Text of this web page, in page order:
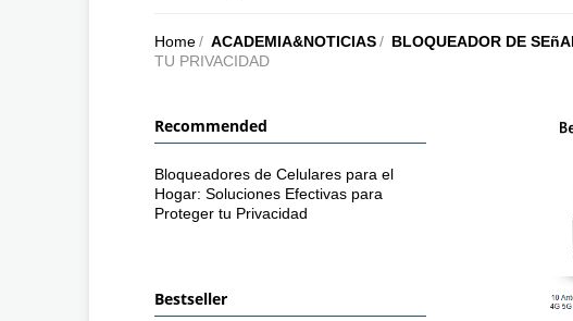
Home/ ACADEMIA&NOTICIAS/ BLOQUEADOR DE
TU PRIVACIDAD
Recommended
Bloqueadores de Celulares para el
Hogar: Soluciones Efectivas para
Proteger tu Privacidad
Bestseller